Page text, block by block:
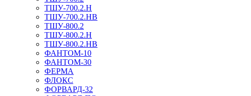
ТШУ-700.2.Н
ТШУ-700.2.НВ
ТШУ-800.2
ТШУ-800.2.Н
ТШУ-800.2.НВ
ФАНТОМ-10
ФАНТОМ-30
ФЕРМА
ФЛОКС
ФОРВАРД-32